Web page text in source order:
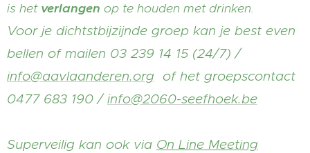
is het verlangen op te houden met drinken.
Voor je dichtstbijzijnde groep kan je best even
bellen of mailen 03 239 14 15 (24/7) /
info@aavlaanderen.org of het groepscontact
0477 683 190 /info@2060-seefhoek.be
Superveilig kan ook via On Line Meeting